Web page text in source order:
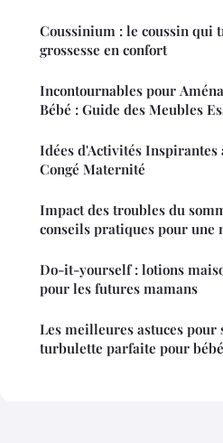
Coussinium : le coussin qui
grossesse en confort
Incontournables pour
Bébé : Guide des Meubles
Idées d'Activités Inspirantes
Congé Maternité
Impact des troubles du
conseils pratiques pour une
Do-it-yourself : lotions
pour les futures mamans
Les meilleures astuces pour
turbulette parfaite pour bébé